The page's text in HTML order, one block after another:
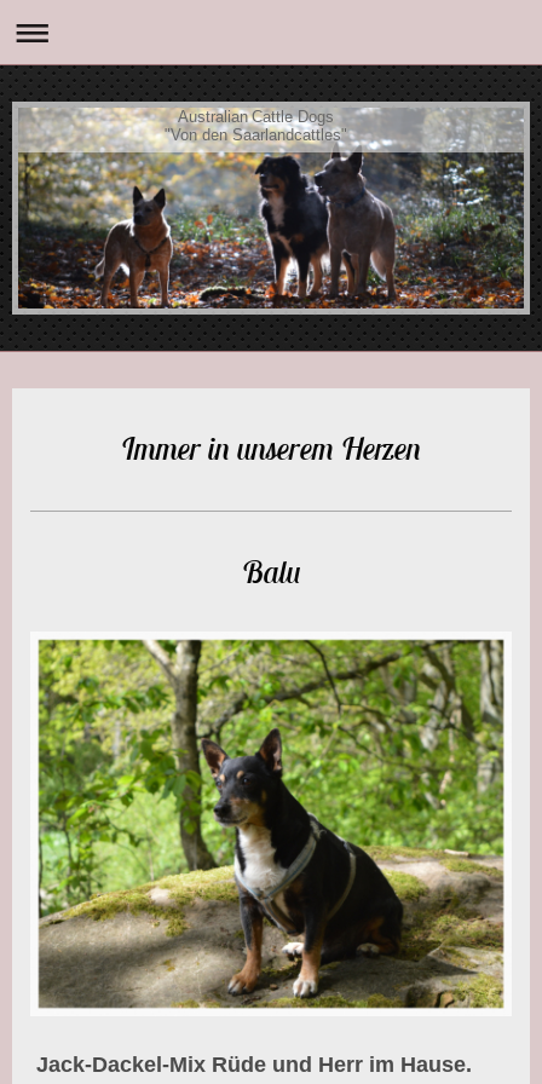
Australian Cattle Dogs
"Von den Saarlandcattles"
Immer in unserem Herzen
Balu
Jack-Dackel-Mix Rüde und Herr im Hause.